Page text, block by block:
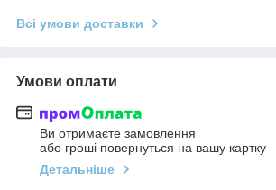
Всі умови доставки
Умови оплати
Ви отримаєте замовлення
або гроші повернуться на вашу картку
Детальніше